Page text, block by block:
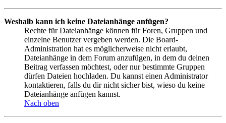
Weshalb kann ich keine Dateianhänge anfügen?
Rechte für Dateianhänge können für Foren, Gruppen und
einzelne Benutzer vergeben werden. Die Board-
Administration hat es möglicherweise nicht erlaubt,
Dateianhänge in dem Forum anzufügen, in dem du deinen
Beitrag verfassen möchtest, oder nur bestimmte Gruppen
dürfen Dateien hochladen. Du kannst einen Administrator
kontaktieren, falls du dir nicht sicher bist, wieso du keine
Dateianhänge anfügen kannst.
Nach oben